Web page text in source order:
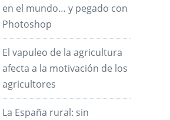
en el mundo… y pegado con
Photoshop
El vapuleo de la agricultura
afecta a la motivación de los
agricultores
La España rural: sin